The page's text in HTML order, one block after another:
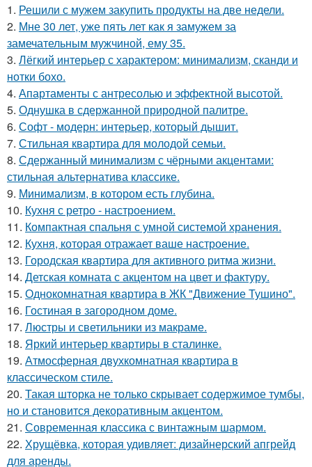
1. Решили с мужем закупить продукты на две недели.
2. Мне 30 лет, уже пять лет как я замужем за
замечательным мужчиной, ему 35.
3. Лёгкий интерьер с характером: минимализм, сканди и
нотки бохо.
4. Апартаменты с антресолью и эффектной высотой.
5. Однушка в сдержанной природной палитре.
6. Софт - модерн: интерьер, который дышит.
7. Стильная квартира для молодой семьи.
8. Сдержанный минимализм с чёрными акцентами:
стильная альтернатива классике.
9. Минимализм, в котором есть глубина.
10. Кухня с ретро - настроением.
11. Компактная спальня с умной системой хранения.
12. Кухня, которая отражает ваше настроение.
13. Городская квартира для активного ритма жизни.
14. Детская комната с акцентом на цвет и фактуру.
15. Однокомнатная квартира в ЖК "Движение Тушино".
16. Гостиная в загородном доме.
17. Люстры и светильники из макраме.
18. Яркий интерьер квартиры в сталинке.
19. Атмосферная двухкомнатная квартира в
классическом стиле.
20. Такая шторка не только скрывает содержимое тумбы,
но и становится декоративным акцентом.
21. Современная классика с винтажным шармом.
22. Хрущёвка, которая удивляет: дизайнерский апгрейд
для аренды.